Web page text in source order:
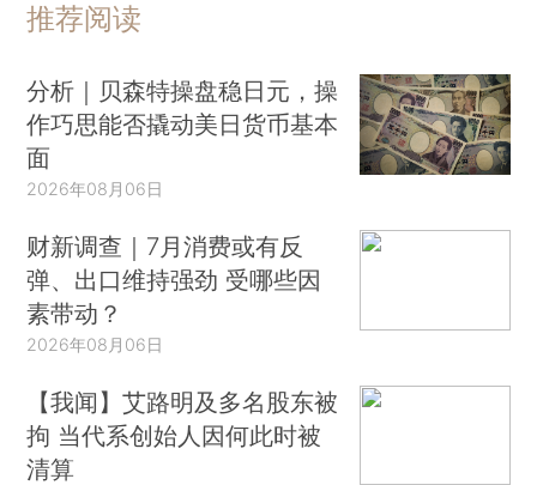
推荐阅读
分析｜贝森特操盘稳日元，操
作巧思能否撬动美日货币基本
面
2026年08月06日
财新调查｜7月消费或有反
弹、出口维持强劲 受哪些因
素带动？
2026年08月06日
【我闻】艾路明及多名股东被
拘 当代系创始人因何此时被
清算